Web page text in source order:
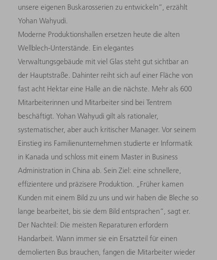
unsere eigenen Buskarosserien zu entwickeln“, erzählt
Yohan Wahyudi.
Moderne Produktionshallen ersetzen heute die alten
Wellblech-Unterstände. Ein elegantes
Verwaltungsgebäude mit viel Glas steht gut sichtbar an
der Hauptstraße. Dahinter reiht sich auf einer Fläche von
fast acht Hektar eine Halle an die nächste. Mehr als 600
Mitarbeiterinnen und Mitarbeiter sind bei Tentrem
beschäftigt. Yohan Wahyudi gilt als rationaler,
systematischer, aber auch kritischer Manager. Vor seinem
Einstieg ins Familienunternehmen studierte er Informatik
in Kanada und schloss mit einem Master in Business
Administration in China ab. Sein Ziel: eine schnellere,
effizientere und präzisere Produktion. „Früher kamen
Kunden mit einem Bild zu uns und wir haben die Bleche so
lange bearbeitet, bis sie dem Bild entsprachen“, sagt er.
Der Nachteil: Die meisten Reparaturen erfordern
Handarbeit. Wann immer sie ein Ersatzteil für einen
demolierten Bus brauchen, fangen die Mitarbeiter wieder